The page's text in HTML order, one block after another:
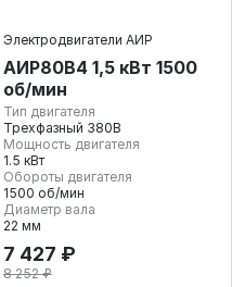
Электродвигатели АИР
АИР80В4 1,5 кВт 1500
об/мин
Тип двигателя
Трехфазный 380В
Мощность двигателя
1.5 кВт
Обороты двигателя
1500 об/мин
Диаметр вала
22 мм
7 427 ₽
8 252 ₽